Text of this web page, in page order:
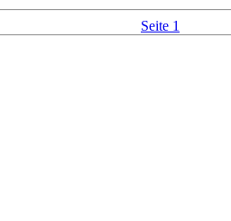
Seite 1